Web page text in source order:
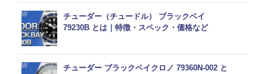
チューダー（チュードル） ブラックベイ
79230B とは｜特徴・スペック・価格など
チューダー ブラックベイクロノ 79360N-002 と